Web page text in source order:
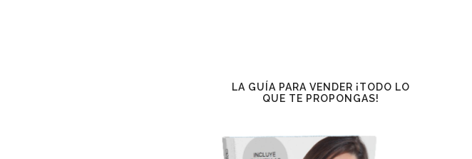
LA GUÍA PARA VENDER ¡TODO LO
QUE TE PROPONGAS!